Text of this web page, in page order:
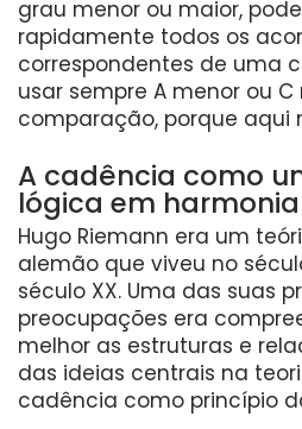
grau menor ou maior,
rapidamente todos os
correspondentes de uma
usar sempre A menor ou
comparação, porque aqui
A cadência como
lógica em harmonia
Hugo Riemann era um
alemão que viveu no
século XX. Uma das suas
preocupações era
melhor as estruturas e
das ideias centrais na
cadência como princípio